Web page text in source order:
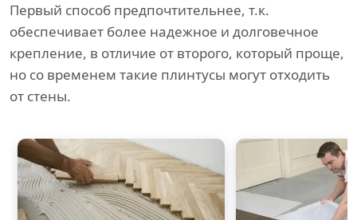
Первый способ предпочтительнее, т.к.
обеспечивает более надежное и долговечное
крепление, в отличие от второго, который проще,
но со временем такие плинтусы могут отходить
от стены.